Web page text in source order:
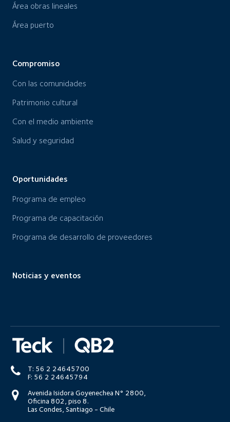
Área obras lineales
Área puerto
Compromiso
Con las comunidades
Patrimonio cultural
Con el medio ambiente
Salud y seguridad
Oportunidades
Programa de empleo
Programa de capacitación
Programa de desarrollo de proveedores
Noticias y eventos
T: 56 2 24645700
F: 56 2 24645794
Avenida Isidora Goyenechea N° 2800,
Oficina 802, piso 8.
Las Condes, Santiago - Chile